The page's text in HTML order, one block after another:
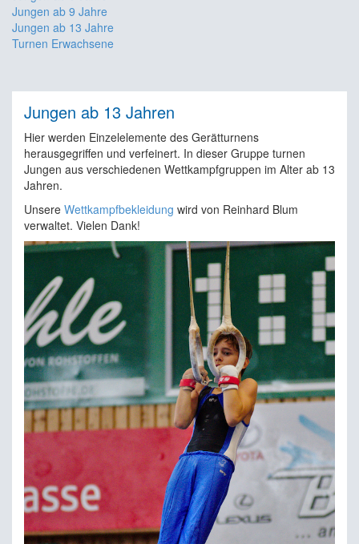
Jungen ab 9 Jahre
Jungen ab 13 Jahre
Turnen Erwachsene
Jungen ab 13 Jahren
Hier werden Einzelelemente des Gerätturnens
herausgegriffen und verfeinert. In dieser Gruppe turnen
Jungen aus verschiedenen Wettkampfgruppen im Alter ab 13
Jahren.
Unsere Wettkampfbekleidung wird von Reinhard Blum
verwaltet. Vielen Dank!